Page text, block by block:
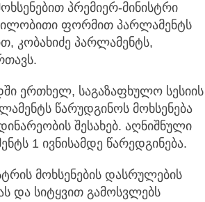
პრემიერ-მინისტრი
ფორმით პარლამენტს
კობახიძე პარლამენტს,
ერთხელ, საგაზაფხულო სესიის
წარუდგინოს მოხსენება
შესახებ. აღნიშნული
1 ივნისამდე წარედგინება.
მოხსენების დასრულების
და სიტყვით გამოსვლებს